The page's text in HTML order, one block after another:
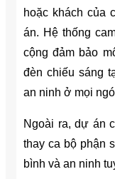
hoặc khách của
án. Hệ thống
cộng đảm bảo
đèn chiếu sáng
an ninh ở mọi
Ngoài ra, dự án
thay ca bộ phận
bình và an ninh